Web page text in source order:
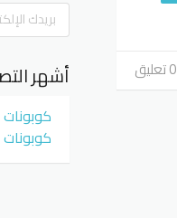
0 تعليق أشهر